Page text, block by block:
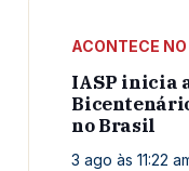
ACONTECE
IASP inicia
no Brasil
3 ago às 11:22